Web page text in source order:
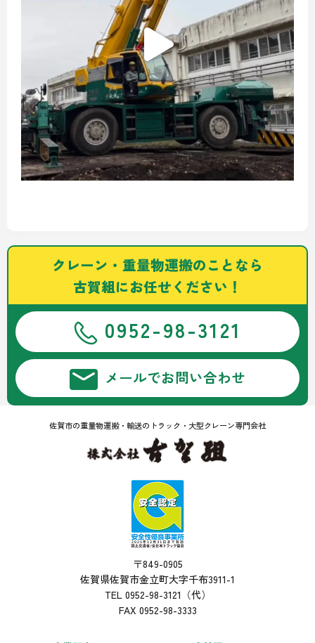
クレーン・重量物運搬のことなら
古賀組にお任せください！
0952-98-3121
メールでお問い合わせ
佐賀市の重量物運搬・輸送のトラック・大型クレーン専門会社
〒849-0905
佐賀県佐賀市金立町大字千布3911-1
TEL 0952-98-3121（代）
FAX 0952-98-3333